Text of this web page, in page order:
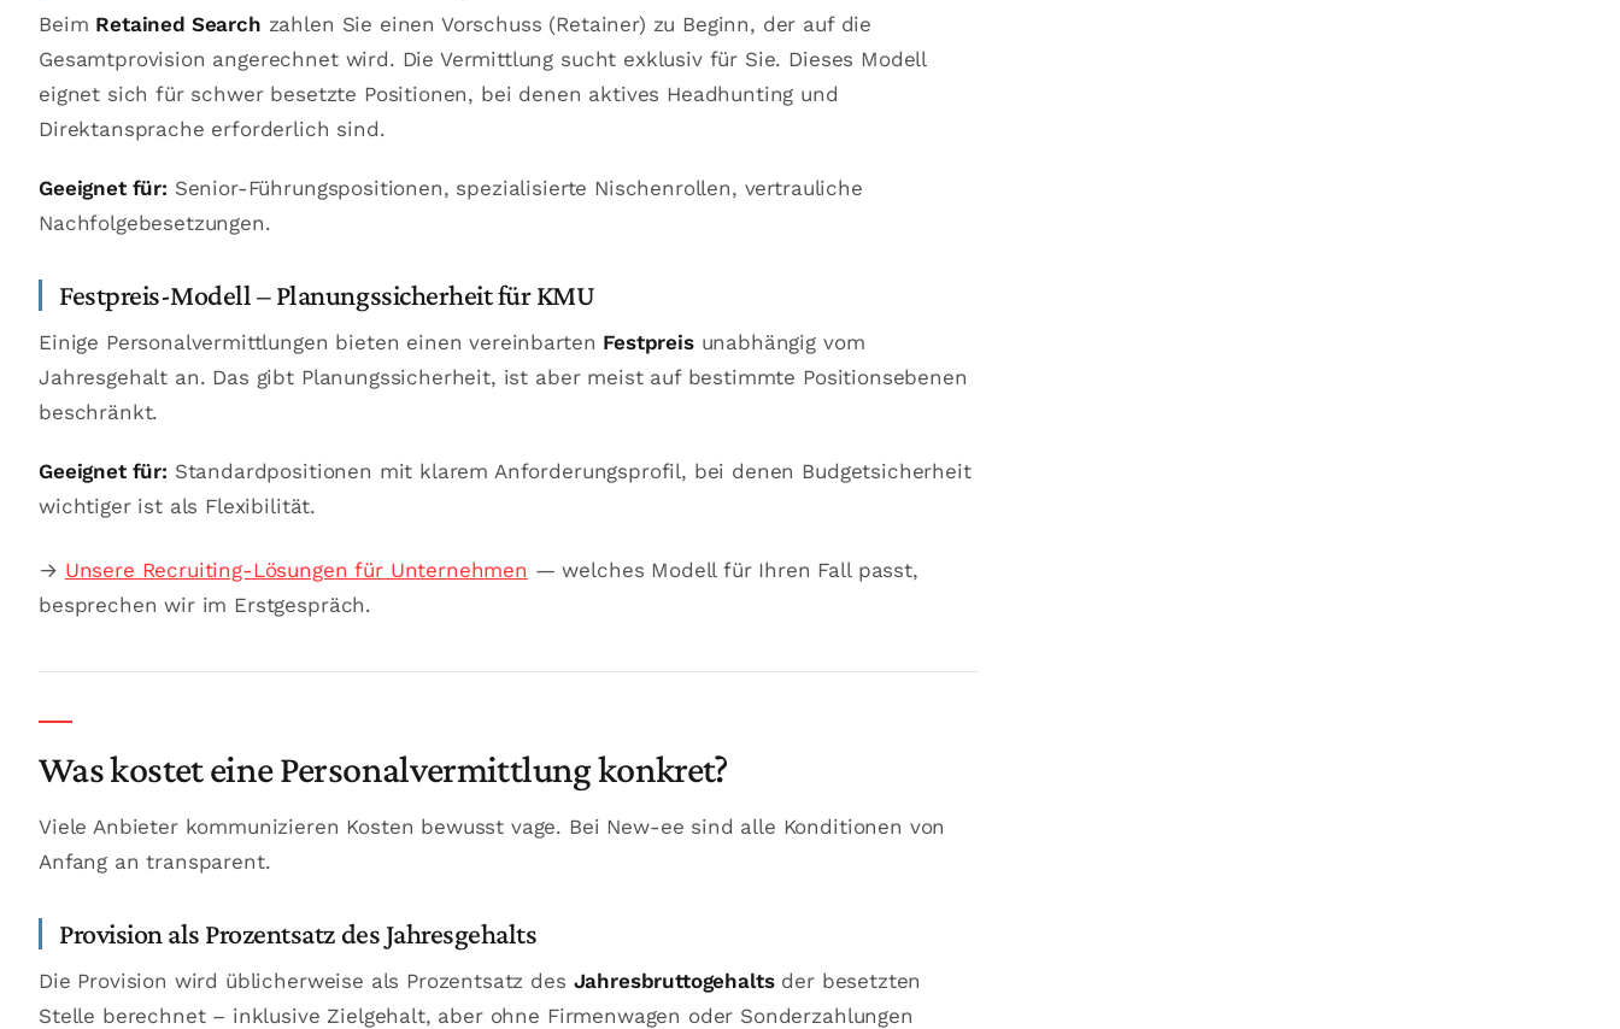
Beim Retained Search zahlen Sie einen Vorschuss (Retainer) zu Beginn, der auf die
Gesamtprovision angerechnet wird. Die Vermittlung sucht exklusiv für Sie. Dieses Modell
eignet sich für schwer besetzte Positionen, bei denen aktives Headhunting und
Direktansprache erforderlich sind.
Geeignet für: Senior-Führungspositionen, spezialisierte Nischenrollen, vertrauliche
Nachfolgebesetzungen.
Festpreis-Modell – Planungssicherheit für KMU
Einige Personalvermittlungen bieten einen vereinbarten Festpreisunabhängig vom
Jahresgehalt an. Das gibt Planungssicherheit, ist aber meist auf bestimmte Positionsebenen
beschränkt.
Geeignet für: Standardpositionen mit klarem Anforderungsprofil, bei denen Budgetsicherheit
wichtiger ist als Flexibilität.
→ Unsere Recruiting-Lösungen für Unternehmen — welches Modell für Ihren Fall passt,
besprechen wir im Erstgespräch.
Was kostet eine Personalvermittlung konkret?
Viele Anbieter kommunizieren Kosten bewusst vage. Bei New-ee sind alle Konditionen von
Anfang an transparent.
Provision als Prozentsatz des Jahresgehalts
Die Provision wird üblicherweise als Prozentsatz des Jahresbruttogehaltsder besetzten
Stelle berechnet – inklusive Zielgehalt, aber ohne Firmenwagen oder Sonderzahlungen